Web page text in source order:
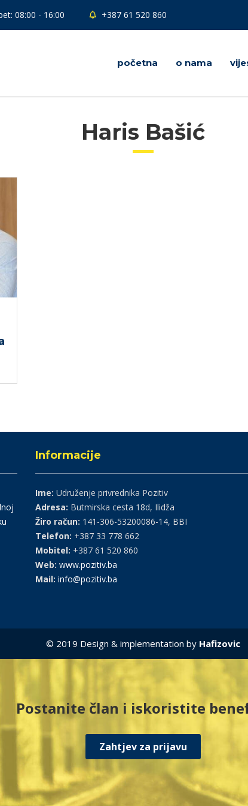
08:00 - 16:00 +387 61 520 860
početna o nama
Haris Bašić
Informacije
Ime: Udruženje privrednika Pozitiv
Adresa: Butmirska cesta 18d, Ilidža
Žiro račun: 141-306-53200086-14, BBI
Telefon: +387 33 778 662
Mobitel: +387 61 520 860
Web: www.pozitiv.ba
Mail: info@pozitiv.ba
© 2019 Design & implementation by Hafizovic
Postanite član i iskoristite
Zahtjev za prijavu